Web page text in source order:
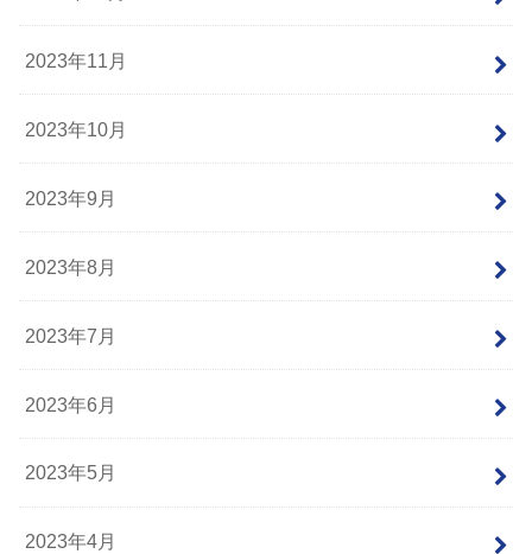
2023年11月
2023年10月
2023年9月
2023年8月
2023年7月
2023年6月
2023年5月
2023年4月